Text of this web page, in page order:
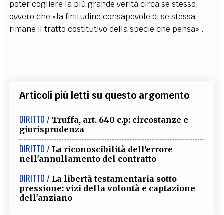
poter cogliere la più grande verità circa se stesso,
ovvero che «la finitudine consapevole di se stessa
rimane il tratto costitutivo della specie che pensa» .
Articoli più letti su questo argomento
DIRITTO / Truffa, art. 640 c.p: circostanze e
giurisprudenza
DIRITTO / La riconoscibilità dell'errore
nell'annullamento del contratto
DIRITTO / La libertà testamentaria sotto
pressione: vizi della volontà e captazione
dell'anziano